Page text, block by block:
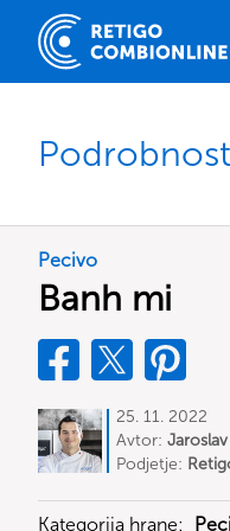
Pecivo
Banh mi
25. 11. 2022
Avtor:
Podjetje:
Kategorija hrane: